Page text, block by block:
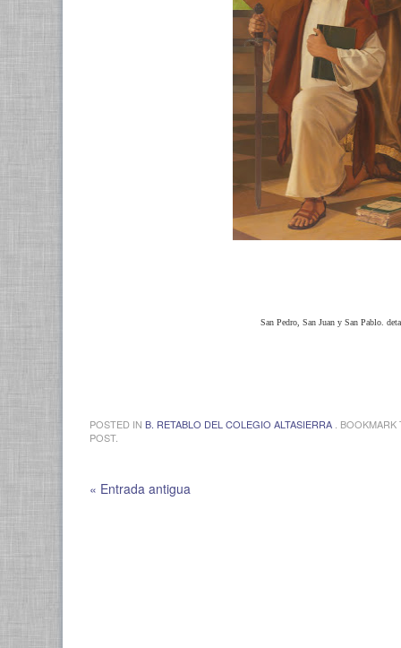
San Pedro, San Juan y San Pablo.
POSTED IN B. RETABLO DEL COLEGIO ALTASIERRA .
POST.
« Entrada antigua